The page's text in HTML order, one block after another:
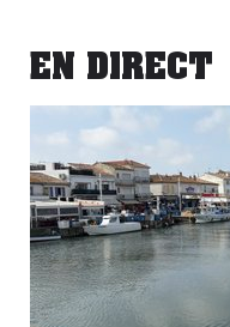
EN DIRECT